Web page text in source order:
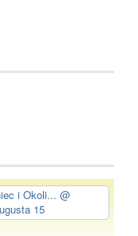
i Okoli... @
15